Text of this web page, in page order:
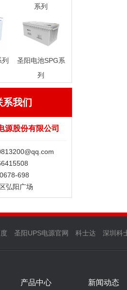
系列
圣阳电池SPG系
列
系我们
源股份有限公司
698
弘阳广场
圣阳UPS电源官网 科士达 深圳科
产品中心 新闻动态